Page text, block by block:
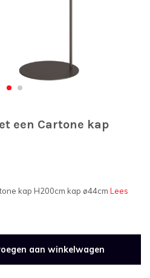
een Cartone kap
kap H200cm kap ø44cm Lees
aan winkelwagen